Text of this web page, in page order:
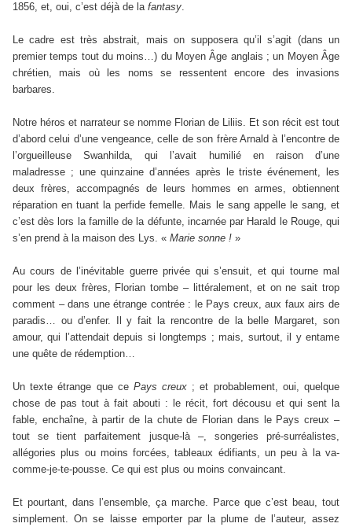
1856, et, oui, c’est déjà de la fantasy.
Le cadre est très abstrait, mais on supposera qu’il s’agit (dans un
premier temps tout du moins…) du Moyen Âge anglais ; un Moyen Âge
chrétien, mais où les noms se ressentent encore des invasions
barbares.
Notre héros et narrateur se nomme Florian de Liliis. Et son récit est tout
d’abord celui d’une vengeance, celle de son frère Arnald à l’encontre de
l’orgueilleuse Swanhilda, qui l’avait humilié en raison d’une
maladresse ; une quinzaine d’années après le triste événement, les
deux frères, accompagnés de leurs hommes en armes, obtiennent
réparation en tuant la perfide femelle. Mais le sang appelle le sang, et
c’est dès lors la famille de la défunte, incarnée par Harald le Rouge, qui
s’en prend à la maison des Lys. « Marie sonne ! »
Au cours de l’inévitable guerre privée qui s’ensuit, et qui tourne mal
pour les deux frères, Florian tombe – littéralement, et on ne sait trop
comment – dans une étrange contrée : le Pays creux, aux faux airs de
paradis… ou d’enfer. Il y fait la rencontre de la belle Margaret, son
amour, qui l’attendait depuis si longtemps ; mais, surtout, il y entame
une quête de rédemption…
Un texte étrange que ce Pays creux ; et probablement, oui, quelque
chose de pas tout à fait abouti : le récit, fort décousu et qui sent la
fable, enchaîne, à partir de la chute de Florian dans le Pays creux –
tout se tient parfaitement jusque-là –, songeries pré-surréalistes,
allégories plus ou moins forcées, tableaux édifiants, un peu à la va-
comme-je-te-pousse. Ce qui est plus ou moins convaincant.
Et pourtant, dans l’ensemble, ça marche. Parce que c’est beau, tout
simplement. On se laisse emporter par la plume de l’auteur, assez